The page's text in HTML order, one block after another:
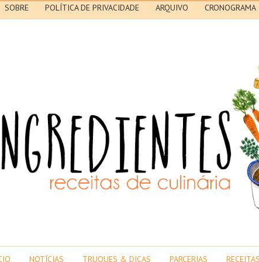
SOBRE POLÍTICA DE PRIVACIDADE ARQUIVO CRONOGRAMA
NOTÍCIAS TRUQUES & DICAS PARCERIAS